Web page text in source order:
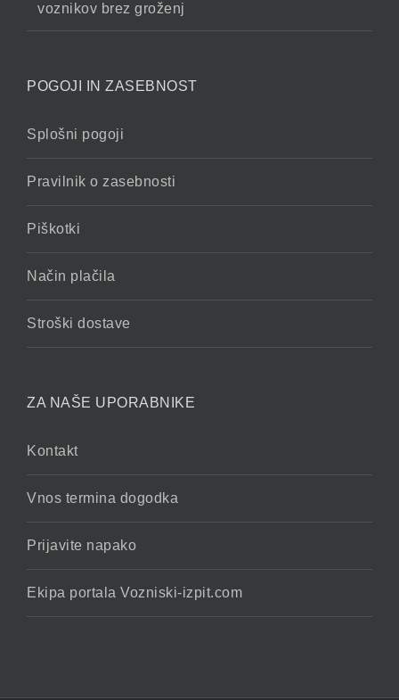
voznikov brez groženj
POGOJI IN ZASEBNOST
Splošni pogoji
Pravilnik o zasebnosti
Piškotki
Način plačila
Stroški dostave
ZA NAŠE UPORABNIKE
Kontakt
Vnos termina dogodka
Prijavite napako
Ekipa portala Vozniski-izpit.com